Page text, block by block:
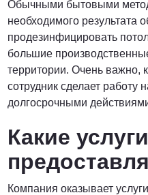
Обычными бытовыми
необходимого результата
продезинфицировать
большие
территории. Очень важно,
сотрудник сделает
долгосрочными
Какие
Компания оказывает